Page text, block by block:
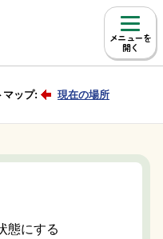
メニュー
マップ: 現在の場所
態にする